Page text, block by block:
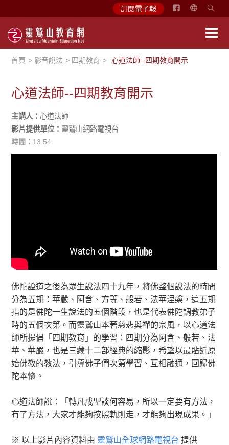
訂閱電子報
简
首頁 影音說法 四期教育 心道法師--四期教育開示
心道法師--四期教育開示
主講人： 心道法師
影片提供單位： 靈鷲山網路電視台
時間： 13:54
佛陀證道之後為眾生說法四十九年，將佛整個說法的時間
分為五期：華嚴、阿含、方等、般若、法華涅槃，這五期
指的是佛陀一生說法的五個階段，也是代表佛陀調教弟子
時的五個次第。而靈鷲山本著慈悲與禪的宗風，以心道法
師所提倡「四期教育」的學習：四期分為阿含、般若、法
華、華嚴，也是三藏十二部經典的縮影，希望以最貼近原
始佛教的教法，引導佛子們次第學習、互相融通，回歸佛
陀本懷。
心道法師說：「轉凡成聖談何容易，所以一定要有方法，
有了方法，大家才能夠按照軌則走，才能夠出現成果。」
※ 以上影片內容資料由 靈鷲山全球網路電視台 提供